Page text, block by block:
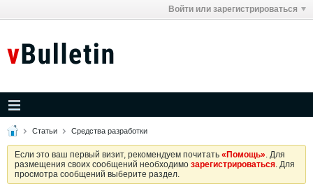
Войти или зарегистрироваться
Статьи Средства разработки
Если это ваш первый визит, рекомендуем почитать «Помощь». Для
размещения своих сообщений необходимо зарегистрироваться. Для
просмотра сообщений выберите раздел.